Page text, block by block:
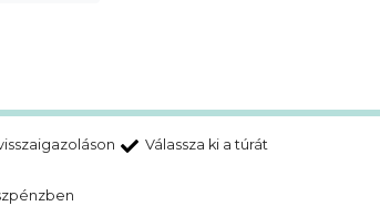
Válassza ki a túrát